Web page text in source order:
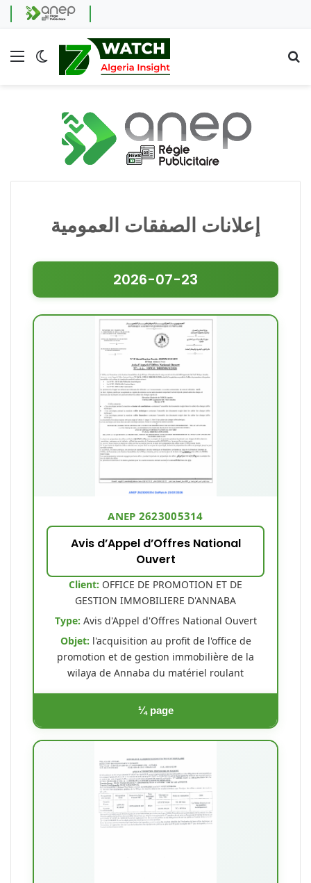
Menu Switch skin
إعلانات الصفقات العمومية
2026-07-23
ANEP 2623005314
Avis d’Appel d’Offres National
Ouvert
Client: OFFICE DE PROMOTION ET DE
GESTION IMMOBILIERE D'ANNABA
Type:Avis d'Appel d'Offres National Ouvert
Objet: l'acquisition au profit de l'office de
promotion et de gestion immobilière de la
wilaya de Annaba du matériel roulant
¼ page